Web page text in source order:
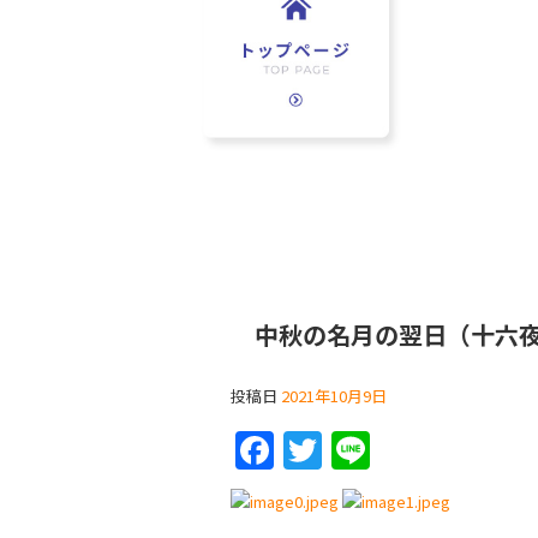
中秋の名月の翌日（十六
投稿日 2021年10月9日
F
a
c
T
w
itt
n
e